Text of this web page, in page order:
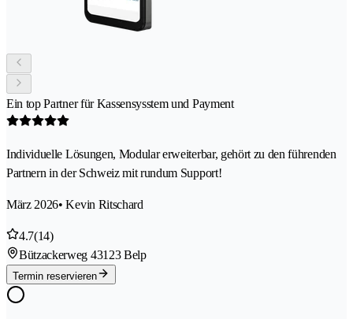
Ein top Partner für Kassensysstem und Payment
Individuelle Lösungen, Modular erweiterbar, gehört zu den führenden
Partnern in der Schweiz mit rundum Support!
März 2026• Kevin Ritschard
4.7(14)
Bützackerweg 43123 Belp
Termin reservieren